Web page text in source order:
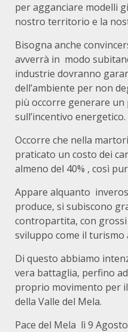
per agganciare modelli
nostro territorio e la
Bisogna anche
avverrà in modo
industrie dovranno
dell’ambiente per non
più occorre generare un
sull’incentivo energetico.
Occorre che nella
praticato un costo dei
almeno del 40% , così
Appare alquanto
produce, si subiscono
contropartita, con
sviluppo come il turismo
Di questo abbiamo
vera battaglia, perfino
proprio movimento per
della Valle del Mela.
Pace del Mela lì 9